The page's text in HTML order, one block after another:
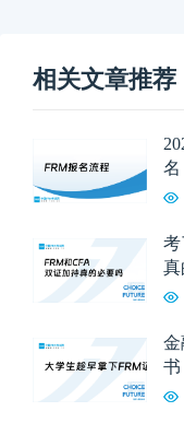
相关文章推荐
名
考
真
金
书